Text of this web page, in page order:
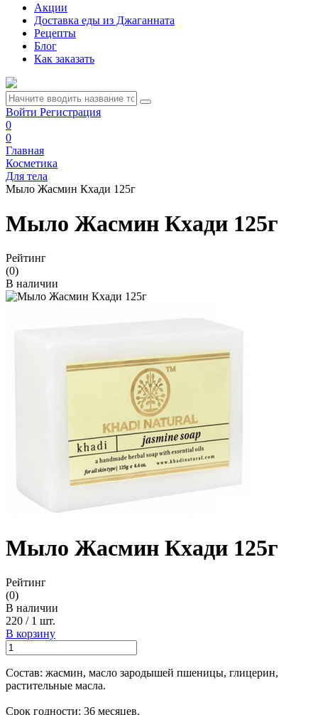
Акции
Доставка еды из Джаганната
Рецепты
Блог
Как заказать
Войти Регистрация
0
0
Главная
Косметика
Для тела
Мыло Жасмин Кхади 125г
Мыло Жасмин Кхади 125г
Рейтинг
(0)
В наличии
Мыло Жасмин Кхади 125г
Рейтинг
(0)
В наличии
220 / 1 шт.
В корзину
Состав: жасмин, масло зародышей пшеницы, глицерин,
растительные масла.
Срок годности: 36 месяцев.